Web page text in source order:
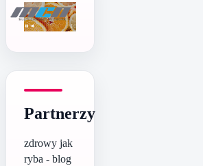
Partnerzy
zdrowy jak
ryba - blog